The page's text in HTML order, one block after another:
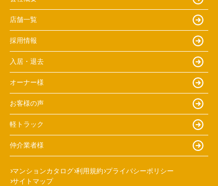
店舗一覧
採用情報
入居・退去
オーナー様
お客様の声
軽トラック
仲介業者様
マンションカタログ 利用規約 プライバシーポリシー
サイトマップ